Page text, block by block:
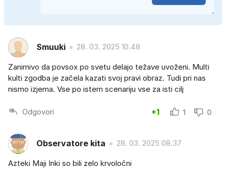
Smuuki 28. 03. 2025 10.48
Zanimivo da povsox po svetu delajo težave uvoženi. Multi
kulti zgodba je začela kazati svoj pravi obraz. Tudi pri nas
nismo izjema. Vse po istem scenariju vse za isti cilj
Odgovori +1 1 0
Observatore kita 28. 03. 2025 08.37
Azteki Maji Inki so bili zelo krvoločni